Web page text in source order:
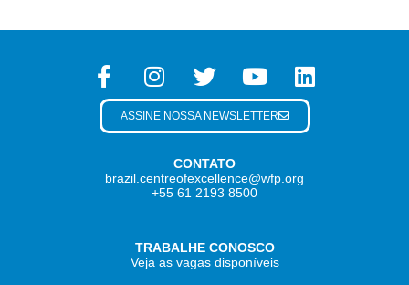
CONTATO
brazil.centreofexcellence@wfp.org
+55 61 2193 8500
TRABALHE CONOSCO
Veja as vagas disponíveis
ASSINE NOSSA NEWSLETTER